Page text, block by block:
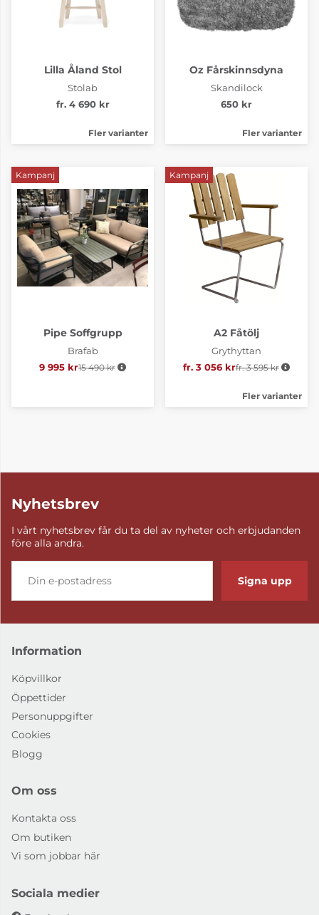
Lilla Åland Stol
Stolab
fr. 4 690 kr
Fler varianter
Oz Fårskinnsdyna
Skandilock
650 kr
Fler varianter
Kampanj
Pipe Soffgrupp
Brafab
9 995 kr Ordinarie pris:
15 490 kr
Kampanj
A2 Fåtölj
Grythyttan
fr. 3 056 krOrdinarie pris:
fr. 3 595 kr
Fler varianter
Nyhetsbrev
I vårt nyhetsbrev får du ta del av nyheter och erbjudanden
före alla andra.
Signa upp
Information
Köpvillkor
Öppettider
Personuppgifter
Cookies
Blogg
Om oss
Kontakta oss
Om butiken
Vi som jobbar här
Sociala medier